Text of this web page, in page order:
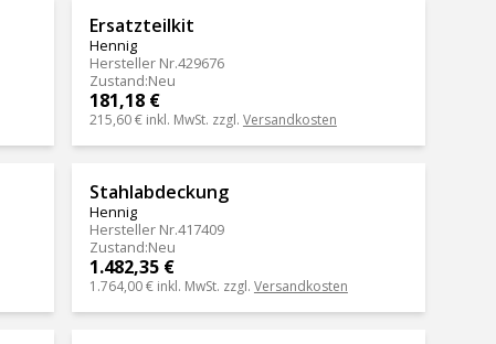
Ersatzteilkit
Hennig
Hersteller Nr.429676
Zustand:Neu
181,18 €
215,60 € inkl. MwSt. zzgl. Versandkosten
Stahlabdeckung
Hennig
Hersteller Nr.417409
Zustand:Neu
1.482,35 €
1.764,00 € inkl. MwSt. zzgl. Versandkosten